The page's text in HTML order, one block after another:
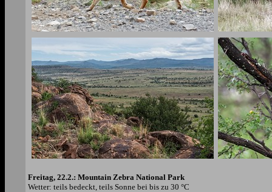
Freitag, 22.2.: Mountain Zebra National Park
Wetter: teils bedeckt, teils Sonne bei bis zu 30 °C